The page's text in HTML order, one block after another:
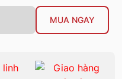
MUA NGAY